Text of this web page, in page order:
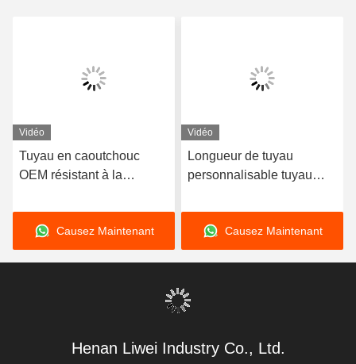
Vidéo
Tuyau en caoutchouc
OEM résistant à la
personnalisé, doté d'un
matériau de doublure en
néoprène EPDM et nitrile
Causez Maintenant
Vidéo
Longueur de tuyau
personnalisable tuyau
conçu avec une épaisseur
de revêtement de 3 à 8
mm offrant une excellente
Causez Maintenant
Henan Liwei Industry Co., Ltd.